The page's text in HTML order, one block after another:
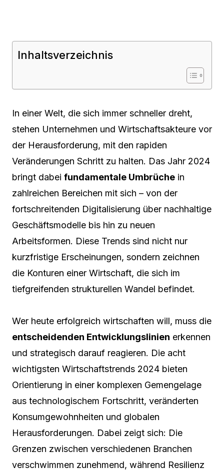
Inhaltsverzeichnis
In einer Welt, die sich immer schneller dreht,
stehen Unternehmen und Wirtschaftsakteure vor
der Herausforderung, mit den rapiden
Veränderungen Schritt zu halten. Das Jahr 2024
bringt dabei fundamentale Umbrüche in
zahlreichen Bereichen mit sich – von der
fortschreitenden Digitalisierung über nachhaltige
Geschäftsmodelle bis hin zu neuen
Arbeitsformen. Diese Trends sind nicht nur
kurzfristige Erscheinungen, sondern zeichnen
die Konturen einer Wirtschaft, die sich im
tiefgreifenden strukturellen Wandel befindet.
Wer heute erfolgreich wirtschaften will, muss die
entscheidenden Entwicklungslinien erkennen
und strategisch darauf reagieren. Die acht
wichtigsten Wirtschaftstrends 2024 bieten
Orientierung in einer komplexen Gemengelage
aus technologischem Fortschritt, veränderten
Konsumgewohnheiten und globalen
Herausforderungen. Dabei zeigt sich: Die
Grenzen zwischen verschiedenen Branchen
verschwimmen zunehmend, während Resilienz